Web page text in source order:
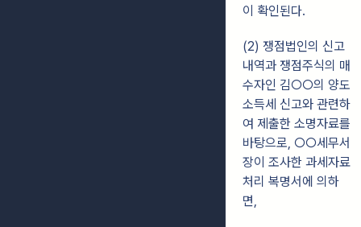
이 확인된다.
(2) 쟁점법인의 신고
내역과 쟁점주식의 매
수자인 김○○의 양도
소득세 신고와 관련하
여 제출한 소명자료를
바탕으로, ○○세무서
장이 조사한 과세자료
처리 복명서에 의하
면,